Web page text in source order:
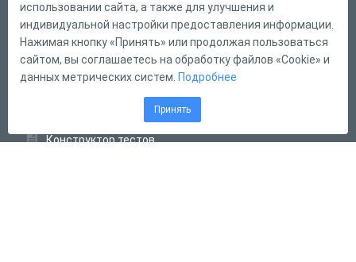
Русский
Справка
Форма обратной связи
Конструктор тестов
использовании сайта, а также для улучшения и
индивидуальной настройки предоставления информации.
Нажимая кнопку «Принять» или продолжая пользоваться
сайтом, вы соглашаетесь на обработку файлов «Cookie» и
данных метрических систем. Подробнее
Принять